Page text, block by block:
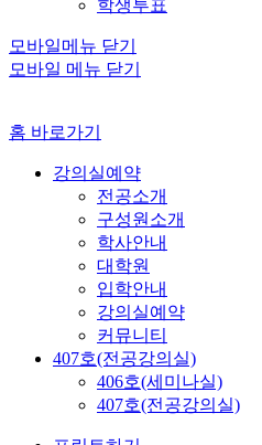
학생투표
모바일메뉴 닫기
모바일 메뉴 닫기
홈 바로가기
강의실예약
전공소개
구성원소개
학사안내
대학원
입학안내
강의실예약
커뮤니티
407호(전공강의실)
406호(세미나실)
407호(전공강의실)